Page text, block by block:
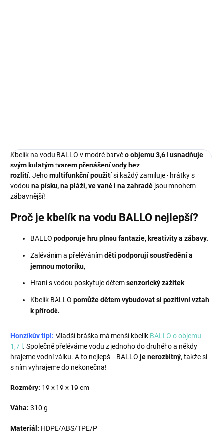
Kbelík na vodu BALLO v modré barvěo objemu 3,6 l usnadňuje
svým kulatým tvarem přenášení vody bez
rozlití. Jehomultifunkční použitísi každý zamiluje - hrátky s
vodou na písku, na pláži, ve vaně i na zahradě jsou mnohem
zábavnější!
Proč je kbelík na vodu BALLO nejlepší?
BALLO podporuje hru plnou fantazie, kreativity a zábavy.
Zaléváním a přelévánímděti podporují soustředění a
jemnou motoriku,
Hraní s vodou poskytuje dětemsenzorický zážitek
Kbelík BALLO pomůže dětem vybudovat si pozitivní vztah
k přírodě.
Honzíkův tip!: Mladší bráška má menší kbelík BALLO o objemu
1,7 l . Společně přeléváme vodu z jednoho do druhého a někdy
hrajeme vodní válku. A to nejlepší - BALLO je nerozbitný, takže si
s ním vyhrajeme do nekonečna!
Rozměry: 19 x 19 x 19 cm
Váha: 310 g
Materiál: HDPE/ABS/TPE/P